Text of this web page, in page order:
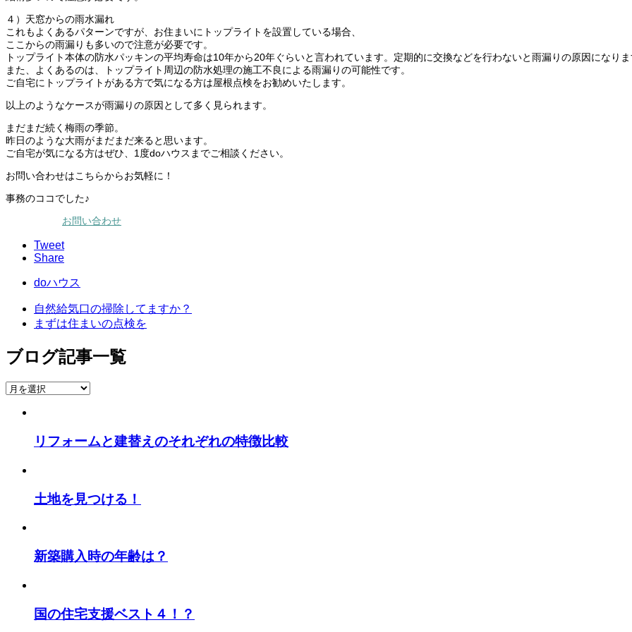
４）天窓からの雨水漏れ
これもよくあるパターンですが、お住まいにトップライトを設置している場合、
ここからの雨漏りも多いので注意が必要です。
トップライト本体の防水パッキンの平均寿命は10年から20年ぐらいと言われています。定期的に交換などを行わないと雨漏りの原因になり
また、よくあるのは、トップライト周辺の防水処理の施工不良による雨漏りの可能性です。
ご自宅にトップライトがある方で気になる方は屋根点検をお勧めいたします。
以上のようなケースが雨漏りの原因として多く見られます。
まだまだ続く梅雨の季節。
昨日のような大雨がまだまだ来ると思います。
ご自宅が気になる方はぜひ、1度doハウスまでご相談ください。
お問い合わせはこちらからお気軽に！
事務のココでした♪
お問い合わせ
Tweet
Share
doハウス
自然給気口の掃除してますか？
まずは住まいの点検を
ブログ記事一覧
ブ
リフォームと建替えのそれぞれの特徴比較
土地を見つける！
新築購入時の年齢は？
国の住宅支援ベスト４！？